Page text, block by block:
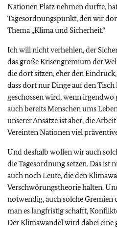
Nationen Platz nehmen durfte,
Tagesordnungspunkt, den wir
Thema „Klima und Sicherheit.“
Ich will nicht verhehlen, der
das große Krisengremium der
die dort sitzen, eher den
dass dort nur Dinge auf den
geschossen wird, wenn
auch bereits Menschen ums
unserer Ansätze ist aber, die
Vereinten Nationen viel
Und deshalb wollen wir auch
die Tagesordnung setzen. Das ist
auch noch Leute, die den
Verschwörungstheorie halten.
notwendig, auch solche Gremien
man es langfristig schafft,
Der Klimawandel wird dabei eine